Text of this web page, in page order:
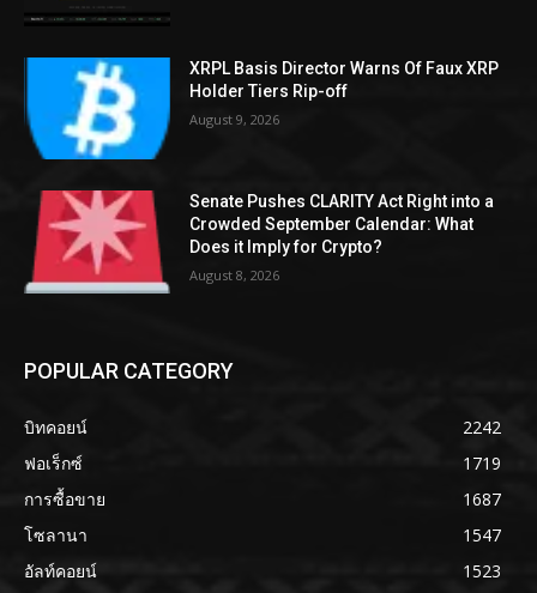
XRPL Basis Director Warns Of Faux XRP
Holder Tiers Rip-off
August 9, 2026
Senate Pushes CLARITY Act Right into a
Crowded September Calendar: What
Does it Imply for Crypto?
August 8, 2026
POPULAR CATEGORY
บิทคอยน์
2242
ฟอเร็กซ์
1719
การซื้อขาย
1687
โซลานา
1547
อัลท์คอยน์
1523